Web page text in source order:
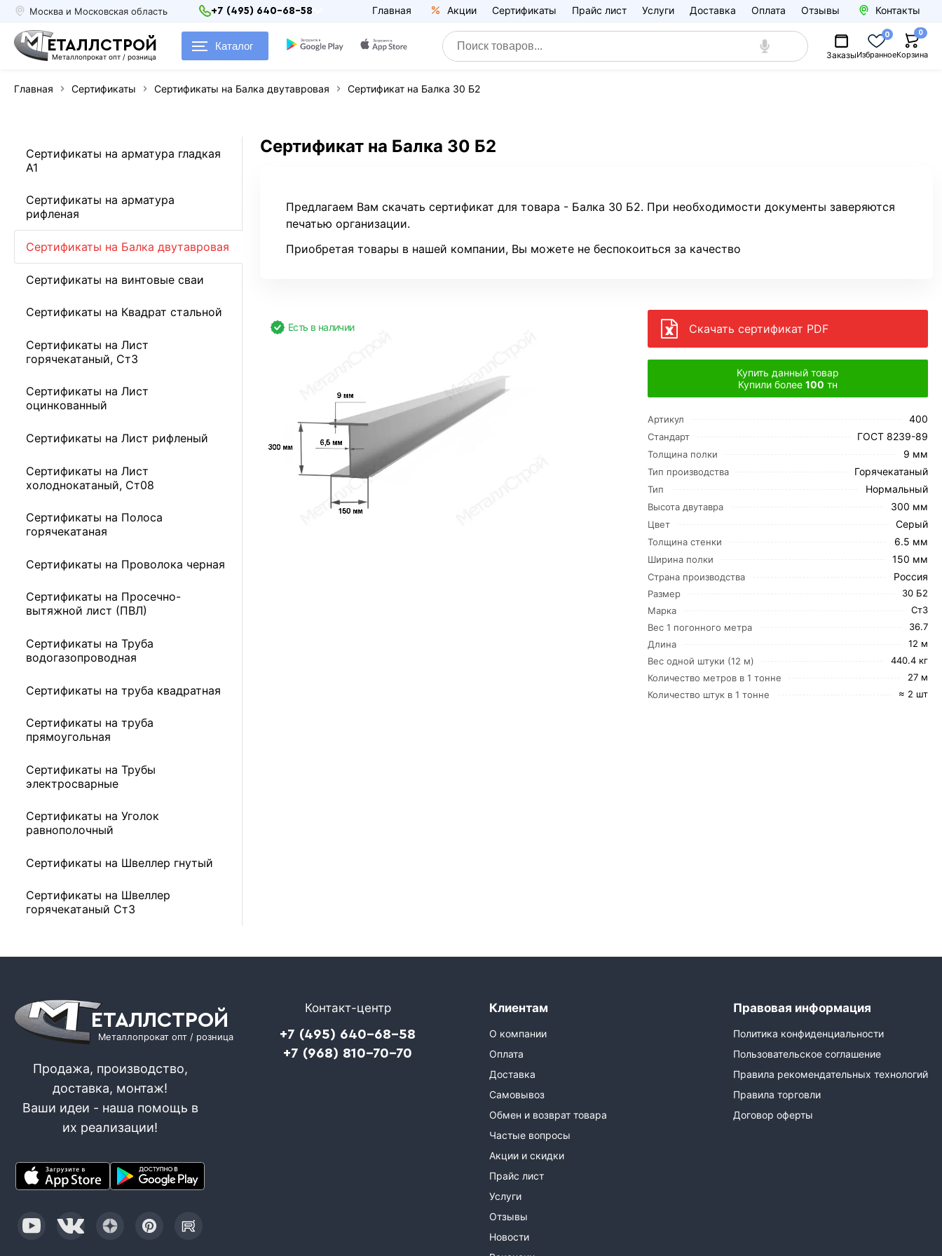
Москва и Московская область +7 (495) 640-68-58 Главная Акции Сертификаты Прайс лист Услуги Доставка Оплата Отзывы Контакты
ЕТАЛЛСТРОЙ
Металлопрокат опт / розница
Каталог
ЗаказыИзбранное
0
Корзина
0
Главная Сертификаты Сертификаты на Балка двутавровая Сертификат на Балка 30 Б2
Сертификаты на арматура гладкая
А1
Сертификаты на арматура
рифленая
Сертификаты на Балка двутавровая
Сертификаты на винтовые сваи
Сертификаты на Квадрат стальной
Сертификаты на Лист
горячекатаный, Ст3
Сертификаты на Лист
оцинкованный
Сертификаты на Лист рифленый
Сертификаты на Лист
холоднокатаный, Ст08
Сертификаты на Полоса
горячекатаная
Сертификаты на Проволока черная
Сертификаты на Просечно-
вытяжной лист (ПВЛ)
Сертификаты на Труба
водогазопроводная
Сертификаты на труба квадратная
Сертификаты на труба
прямоугольная
Сертификаты на Трубы
электросварные
Сертификаты на Уголок
равнополочный
Сертификаты на Швеллер гнутый
Сертификаты на Швеллер
горячекатаный Ст3
Сертификат на Балка 30 Б2
Предлагаем Вам скачать сертификат для товара - Балка 30 Б2. При необходимости документы заверяются
печатью организации.
Приобретая товары в нашей компании, Вы можете не беспокоиться за качество
Есть в наличии Скачать сертификат PDF
Купить данный товар
Купили более 100 тн
Артикул 400
Стандарт ГОСТ 8239-89
Толщина полки 9 мм
Тип производства Горячекатаный
Тип Нормальный
Высота двутавра 300 мм
Цвет Серый
Толщина стенки 6.5 мм
Ширина полки 150 мм
Страна производства Россия
Размер
30 Б2
Марка
Ст3
Вес 1 погонного метра
36.7
Длина
12 м
Вес одной штуки (12 м)
440.4 кг
Количество метров в 1 тонне
27 м
Количество штук в 1 тонне
≈ 2 шт
ЕТАЛЛСТРОЙ
Металлопрокат опт / розница
Продажа, производство,
доставка, монтаж!
Ваши идеи - наша помощь в
их реализации!
Контакт-центр
+7 (495) 640-68-58
+7 (968) 810-70-70
Клиентам
О компании
Оплата
Доставка
Самовывоз
Обмен и возврат товара
Частые вопросы
Акции и скидки
Прайс лист
Услуги
Отзывы
Новости
Правовая информация
Политика конфиденциальности
Пользовательское соглашение
Правила рекомендательных технологий
Правила торговли
Договор оферты